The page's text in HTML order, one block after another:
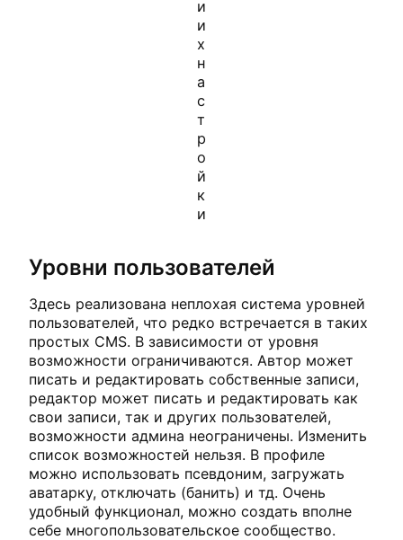
и
и
х
н
а
с
т
р
о
й
к
и
Уровни пользователей
Здесь реализована неплохая система уровней
пользователей, что редко встречается в таких
простых CMS. В зависимости от уровня
возможности ограничиваются. Автор может
писать и редактировать собственные записи,
редактор может писать и редактировать как
свои записи, так и других пользователей,
возможности админа неограничены. Изменить
список возможностей нельзя. В профиле
можно использовать псевдоним, загружать
аватарку, отключать (банить) и тд. Очень
удобный функционал, можно создать вполне
себе многопользовательское сообщество.